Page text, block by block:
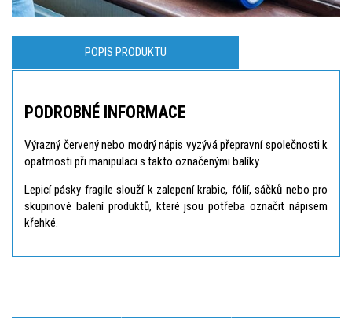
POPIS PRODUKTU
PODROBNÉ INFORMACE
Výrazný červený nebo modrý nápis vyzývá přepravní společnosti k
opatrnosti při manipulaci s takto označenými balíky.
Lepicí pásky fragile slouží k zalepení krabic, fólií, sáčků nebo pro
skupinové balení produktů, které jsou potřeba označit nápisem
křehké.